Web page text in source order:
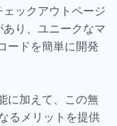
ックアウトページ
り、ユニークなマ
ードを簡単に開発
に加えて、この無
るメリットを提供